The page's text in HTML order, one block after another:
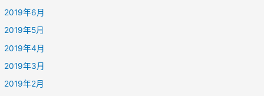
2019年6月
2019年5月
2019年4月
2019年3月
2019年2月